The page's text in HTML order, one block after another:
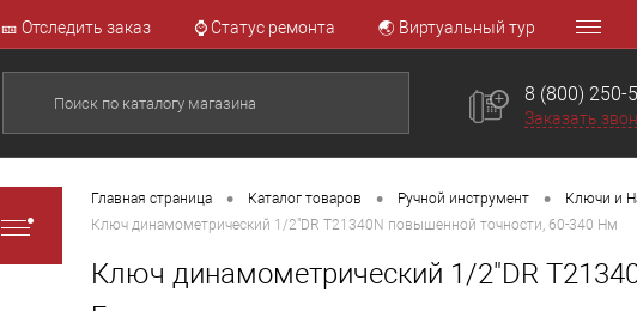
🎫 Отследить заказ ⌚ Статус ремонта 🌏 Виртуальный тур
8 (800) 250-
Заказать
Главная страница • Каталог товаров • Ручной инструмент • Ключи и
Ключ динамометрический 1/2"DR T21340N повышенной точности, 60-340 Нм
Ключ динамометрический 1/2"DR